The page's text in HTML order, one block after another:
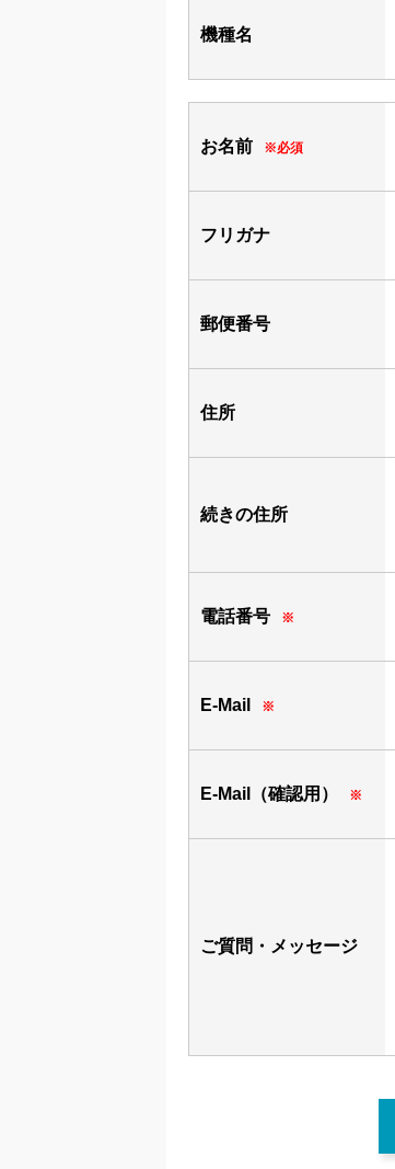
機種名
お名前 ※必須
フリガナ
郵便番号
住所
続きの住所
電話番号 ※
E-Mail ※
E-Mail（確認用） ※
ご質問・メッセージ